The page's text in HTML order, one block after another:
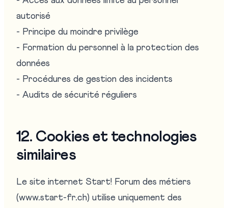
autorisé
- Principe du moindre privilège
- Formation du personnel à la protection des
données
- Procédures de gestion des incidents
- Audits de sécurité réguliers
12. Cookies et technologies
similaires
Le site internet Start! Forum des métiers
(www.start-fr.ch) utilise uniquement des